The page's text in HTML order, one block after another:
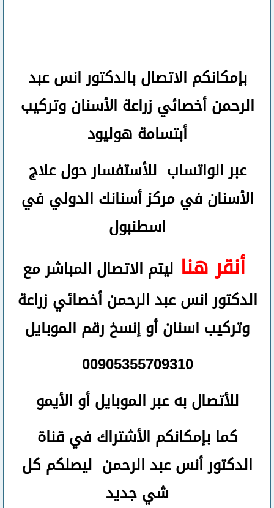
بإمكانكم الاتصال بالدكتور انس عبد
الرحمنأخصائي زراعة الأسنان وتركيب
أبتسامة هوليود
عبر الواتساب للأستفسار حول علاج
الأسنان في مركز أسنانك الدولي في
اسطنبول
أنقر هنا ليتم الاتصال المباشر مع
الدكتور انس عبد الرحمن أخصائي زراعة
وتركيب اسنانأوإنسخ رقم الموبايل
00905355709310
للأتصالبه عبر الموبايل أو الأيمو
كما بإمكانكم الأشتراك في قناة
الدكتور أنس عبد الرحمن ليصلكم كل
شي جديد